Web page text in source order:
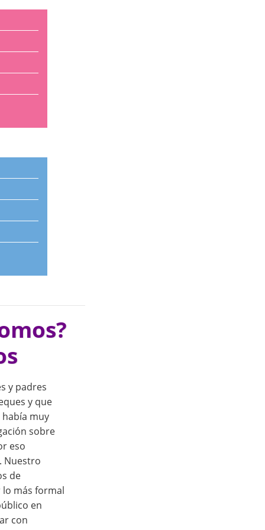
y padres
y que
muy
sobre
eso
Nuestro
de
más formal
en
con